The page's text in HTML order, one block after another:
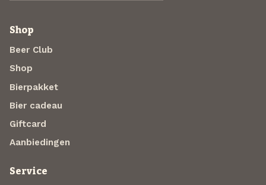
Shop
Beer Club
Shop
Bierpakket
Bier cadeau
Giftcard
Aanbiedingen
Service